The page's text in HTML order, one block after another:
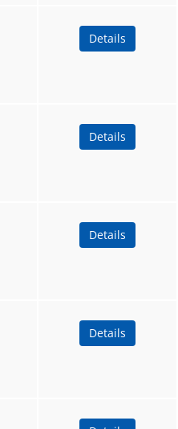
Details
Details
Details
Details